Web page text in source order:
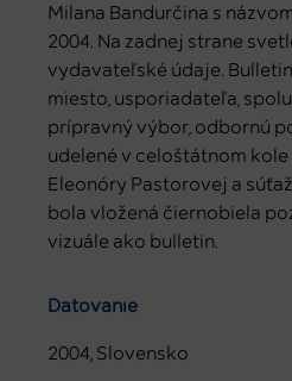
Milana Bandurčina s
2004. Na zadnej strane
vydavateľské údaje.
miesto, usporiadateľa,
prípravný výbor, odbornú
udelené v celoštátnom
Eleonóry Pastorovej a
bola vložená čiernobiela
vizuále ako bulletin.
Datovanie
2004, Slovensko